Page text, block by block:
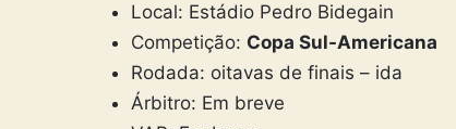
Local: Estádio Pedro Bidegain
Competição: Copa Sul-Americana
Rodada: oitavas de finais – ida
Árbitro: Em breve